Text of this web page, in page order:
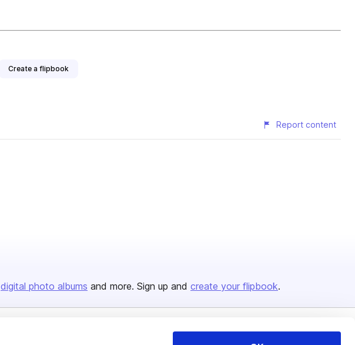
Create a flipbook
Report content
digital photo albums and more. Sign up and create your flipbook.
Resources